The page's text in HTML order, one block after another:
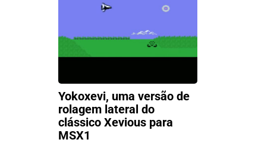
Yokoxevi, uma versão de
rolagem lateral do
clássico Xevious para
MSX1